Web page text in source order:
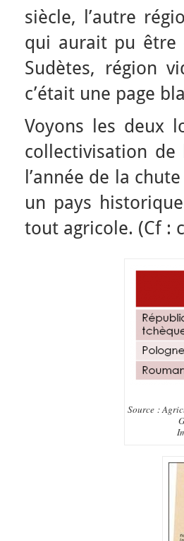
siècle, l’autre
qui aurait pu être
Sudètes, région
c’était une page
Voyons les deux
collectivisation de
l’année de la
un pays
tout agricole. (Cf :
Source :